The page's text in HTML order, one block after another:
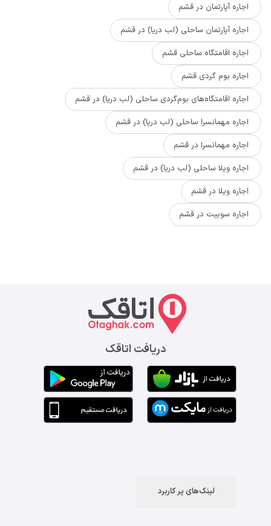
اجاره آپارتمان در قشم
اجاره آپارتمان ساحلی (لب دریا) در قشم
اجاره اقامتگاه ساحلی قشم
اجاره بوم گردی قشم
اجاره اقامتگاه‌های بوم‌گردی ساحلی (لب دریا) در قشم
اجاره مهمانسرا ساحلی (لب دریا) در قشم
اجاره مهمانسرا در قشم
اجاره ویلا ساحلی (لب دریا) در قشم
اجاره ویلا در قشم
اجاره سوییت در قشم
دریافت اتاقک
لینک‌های پر کاربرد